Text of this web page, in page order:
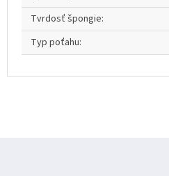
Tvrdosť špongie:
Typ poťahu: